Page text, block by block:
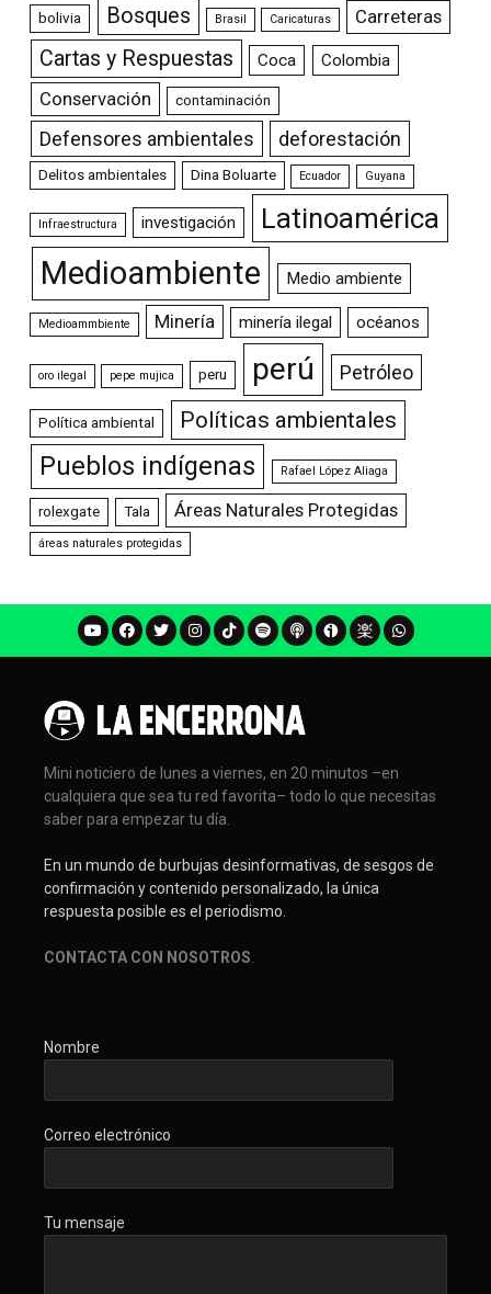
bolivia Bosques Brasil Caricaturas Carreteras
Cartas y Respuestas Coca Colombia
Conservación contaminación
Defensores ambientales deforestación
Delitos ambientales Dina Boluarte Ecuador Guyana
Infraestructura investigación Latinoamérica
Medioambiente Medio ambiente
Medioammbiente Minería minería ilegal océanos
oro ilegal pepe mujica peru perú Petróleo
Política ambiental Políticas ambientales
Pueblos indígenas Rafael López Aliaga
rolexgate Tala Áreas Naturales Protegidas
áreas naturales protegidas
Mini noticiero de lunes a viernes, en 20 minutos –en
cualquiera que sea tu red favorita– todo lo que necesitas
saber para empezar tu día.
En un mundo de burbujas desinformativas, de sesgos de
confirmación y contenido personalizado, la única
respuesta posible es el periodismo.
CONTACTA CON NOSOTROS
Nombre
Correo electrónico
Tu mensaje